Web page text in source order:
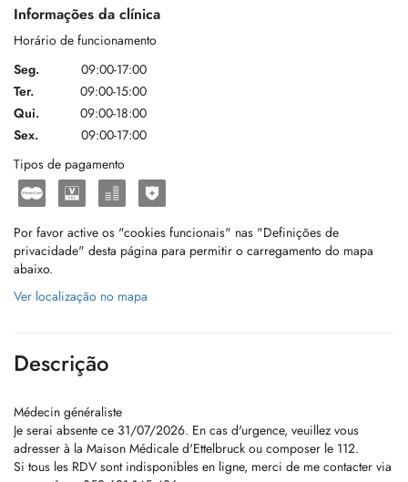
Informações da clínica
Horário de funcionamento
Seg.
09:00-17:00
Ter.
09:00-15:00
Qui.
09:00-18:00
Sex.
09:00-17:00
Tipos de pagamento
Por favor active os "cookies funcionais" nas "Definições de
privacidade" desta página para permitir o carregamento do mapa
abaixo.
Ver localização no mapa
Descrição
Médecin généraliste
Je serai absente ce 31/07/2026. En cas d'urgence, veuillez vous
adresser à la Maison Médicale d'Ettelbruck ou composer le 112.
Si tous les RDV sont indisponibles en ligne, merci de me contacter via